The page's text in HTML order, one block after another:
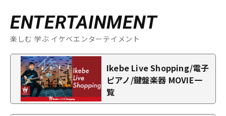
ENTERTAINMENT
楽しむ 学ぶ イケベエンターテイメント
Ikebe Live Shopping/電子
ピアノ/鍵盤楽器 MOVIE一
覧